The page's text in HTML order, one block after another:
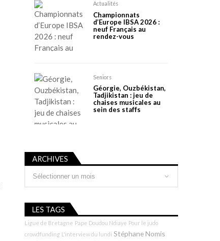
Actualités
Championnats
d’Europe IBSA 2026 :
neuf Français au
rendez-vous
Seniors
Géorgie, Ouzbékistan,
Tadjikistan : jeu de
chaises musicales au
sein des staffs
ARCHIVES
LES TAGS
Ligue de Bretagne Pape Doudou Ndiaye Pour le judo
crowdfunding L'interview du lundi Stéphane Nomis